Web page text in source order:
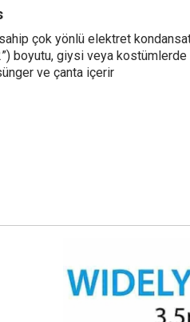
çok yönlü elektret
boyutu, giysi veya
ve çanta içerir